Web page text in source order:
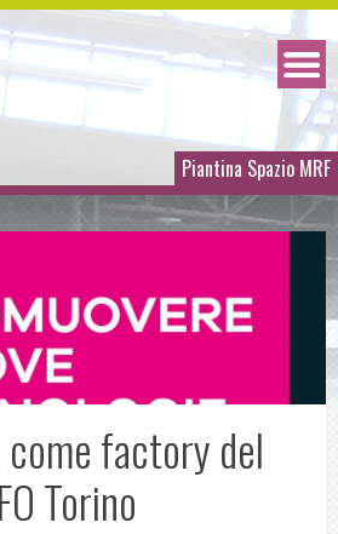
Piantina Spazio MRF
factory del
Torino